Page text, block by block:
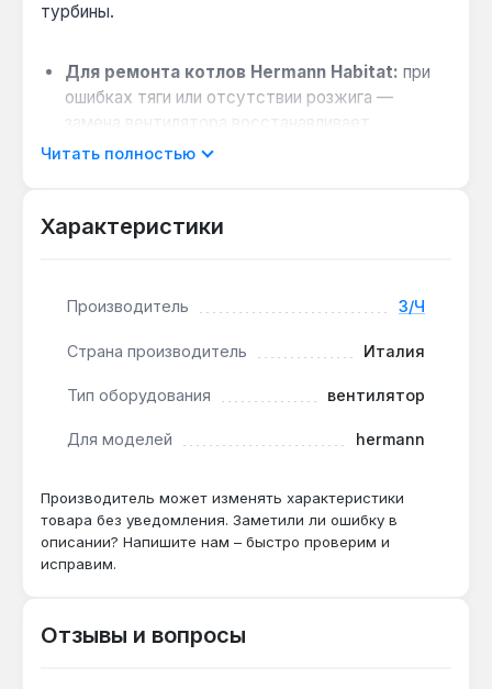
турбины.
Для ремонта котлов Hermann Habitat: при
ошибках тяги или отсутствии розжига —
замена вентилятора восстанавливает
циркуляцию воздуха, необходимую для
Италии, что соответствует оригинальным
вентилятор предназначен именно для этой
посадочных мест и электрических
параметров.
Вентилятор H035002931 подходит для сервисного
Habitat. Гарантия 1 год, доставка по Украине.
Читать полностью
Характеристики
Производитель З/Ч
Страна производитель Италия
Тип оборудования вентилятор
Для моделей hermann
Производитель может изменять характеристики
товара без уведомления. Заметили ли ошибку в
описании? Напишите нам – быстро проверим и
исправим.
Отзывы и вопросы